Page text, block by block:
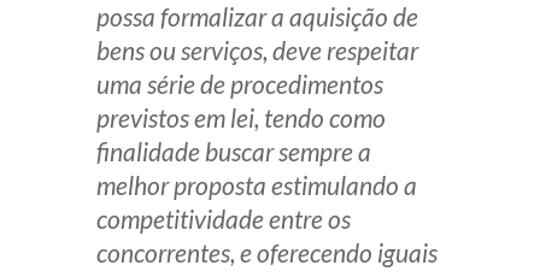
Zênite Fácil IA
Zênite Play
Orientação por Escrito
Mentoria Zênite
Capacitação
possa formalizar a aquisição de
bens ou serviços, deve respeitar
uma série de procedimentos
previstos em lei, tendo como
finalidade buscar sempre a
melhor proposta estimulando a
competitividade entre os
concorrentes, e oferecendo iguais